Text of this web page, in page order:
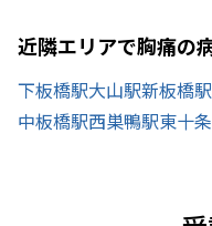
近隣エリアで胸痛の
下板橋駅大山駅新板橋駅
中板橋駅西巣鴨駅東十